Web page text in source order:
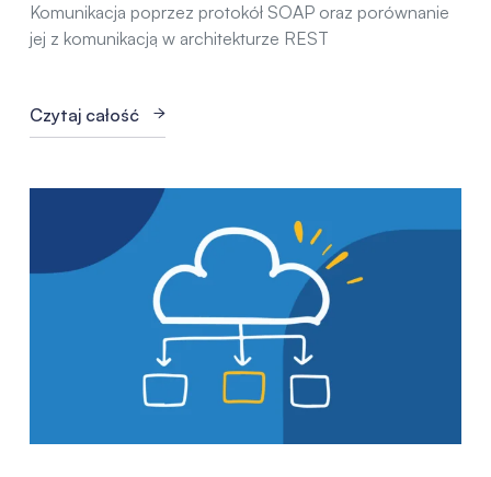
Komunikacja poprzez protokół SOAP oraz porównanie
jej z komunikacją w architekturze REST
Czytaj całość